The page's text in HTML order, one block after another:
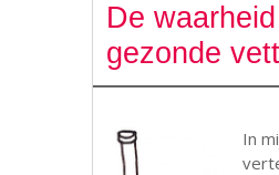
De
gezonde
In